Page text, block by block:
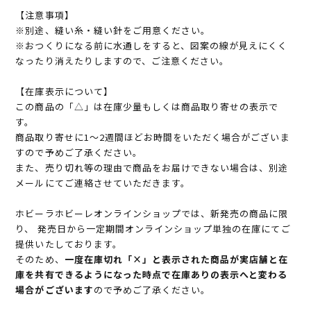
【注意事項】
※別途、縫い糸・縫い針をご用意ください。
※おつくりになる前に水通しをすると、図案の線が見えにくく
なったり消えたりしますので、ご注意ください。
【在庫表示について】
この商品の「△」は在庫少量もしくは商品取り寄せの表示で
す。
商品取り寄せに1～2週間ほどお時間をいただく場合がございま
すので予めご了承ください。
また、売り切れ等の理由で商品をお届けできない場合は、別途
メールにてご連絡させていただきます。
ホビーラホビーレオンラインショップでは、新発売の商品に限
り、 発売日から一定期間オンラインショップ単独の在庫にてご
提供いたしております。
そのため、 一度在庫切れ「×」と表示された商品が実店舗と在
庫を共有できるようになった時点で在庫ありの表示へと変わる
場合がございますので予めご了承ください。